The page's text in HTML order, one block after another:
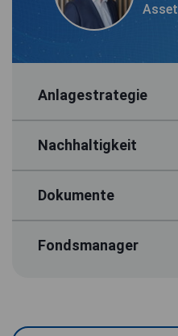
Asset
Anlagestrategie
Nachhaltigkeit
Dokumente
Fondsmanager